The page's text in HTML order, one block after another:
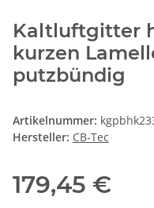
Kaltluftgitter
kurzen
putzbündig
Artikelnummer:
Hersteller: CB-Tec
179,45 €